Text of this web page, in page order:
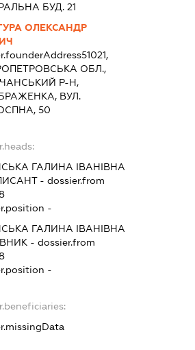
БУД. 21
ОЛЕКСАНДР
51021,
ОБЛ.,
Р-Н,
ВУЛ.
50
ГАЛИНА ІВАНІВНА
- dossier.from
-
ГАЛИНА ІВАНІВНА
- dossier.from
-